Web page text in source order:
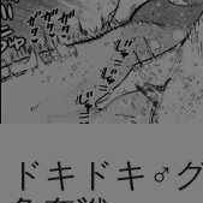
ドキドキ♂